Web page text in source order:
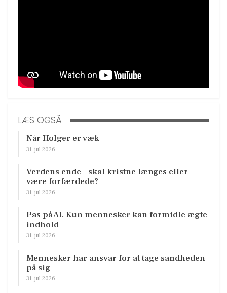
LÆS OGSÅ
Når Holger er væk
31. jul 2026
Verdens ende – skal kristne længes eller
være forfærdede?
31. jul 2026
Pas på AI. Kun mennesker kan formidle ægte
indhold
31. jul 2026
Mennesker har ansvar for at tage sandheden
på sig
31. jul 2026